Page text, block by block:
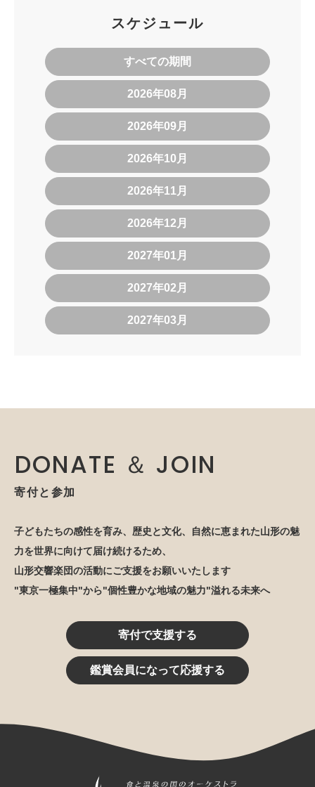
スケジュール
すべての期間
2026年08月
2026年09月
2026年10月
2026年11月
2026年12月
2027年01月
2027年02月
2027年03月
DONATE ＆ JOIN
寄付と参加
子どもたちの感性を育み、歴史と文化、自然に恵まれた山形の魅
力を世界に向けて届け続けるため、
山形交響楽団の活動にご支援をお願いいたします
"東京一極集中"から"個性豊かな地域の魅力"溢れる未来へ
寄付で支援する
鑑賞会員になって応援する